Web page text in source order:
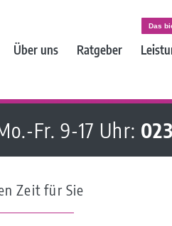
Über uns Ratgeber
Das
Fr. 9-17 Uhr:
Zeit für Sie